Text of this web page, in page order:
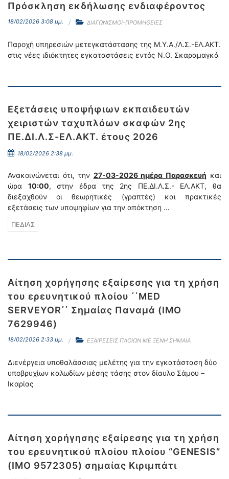
Πρόσκληση εκδήλωσης ενδιαφέροντος
18/02/2026 3:08 μμ. ΔΙΑΓΩΝΙΣΜΟΙ-ΠΡΟΜΗΘΕΙΕΣ
Παροχή υπηρεσιών μετεγκατάστασης της Μ.Υ.Α./Λ.Σ.-ΕΛ.ΑΚΤ.
στις νέες ιδιόκτητες εγκαταστάσεις εντός Ν.Ο. Σκαραμαγκά
Εξετάσεις υποψήφιων εκπαιδευτών
χειριστών ταχυπλόων σκαφών 2ης
ΠΕ.ΔΙ.Λ.Σ-ΕΛ.ΑΚΤ. έτους 2026
18/02/2026 2:38 μμ.
Ανακοινώνεται ότι, την 27-03-2026 ημέρα Παρασκευή και
ώρα 10:00, στην έδρα της 2ης ΠΕ.ΔΙ.Λ.Σ.- ΕΛ.ΑΚΤ, θα
διεξαχθούν οι θεωρητικές (γραπτές) και πρακτικές
εξετάσεις των υποψηφίων για την απόκτηση …
ΠΕΔΙΛΣ
Αίτηση χορήγησης εξαίρεσης για τη χρήση
του ερευνητικού πλοίου ΄΄ΜED
SERVEYOR΄΄ Σημαίας Παναμά (ΙΜΟ
7629946)
18/02/2026 2:33 μμ. ΕΞΑΙΡΕΣΕΙΣ ΠΛΟΙΩΝ ΜΕ ΞΕΝΗ ΣΗΜΑΙΑ
Διενέργεια υποθαλάσσιας μελέτης για την εγκατάσταση δύο
υποβρυχίων καλωδίων μέσης τάσης στον δίαυλο Σάμου –
Ικαρίας
Αίτηση χορήγησης εξαίρεσης για τη χρήση
του ερευνητικού πλοίου πλοίου “GENESIS”
(IMO 9572305) σημαίας Κιριμπάτι